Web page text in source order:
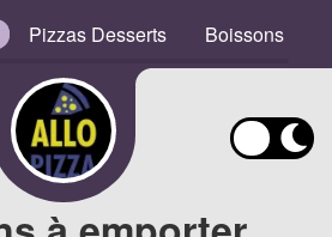
Pizzas Desserts Boissons